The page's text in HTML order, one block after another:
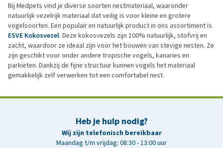
Bij Medpets vind je diverse soorten nestmateriaal, waaronder
natuurlijk vezelrijk materiaal dat veilig is voor kleine en grotere
vogelsoorten. Een populair en natuurlijk product in ons assortiment is
ESVE Kokosvezel. Deze kokosvezels zijn 100% natuurlijk, stofvrij en
zacht, waardoor ze ideaal zijn voor het bouwen van stevige nesten. Ze
zijn geschikt voor onder andere tropische vogels, kanaries en
parkieten. Dankzij de fijne structuur kunnen vogels het materiaal
gemakkelijk zelf verwerken tot een comfortabel nest.
Heb je hulp nodig?
Wij zijn telefonisch bereikbaar
Maandag t/m vrijdag: 08:30 - 13:00 uur